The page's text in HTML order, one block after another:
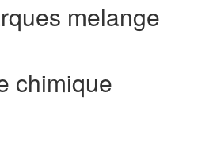
melange
chimique